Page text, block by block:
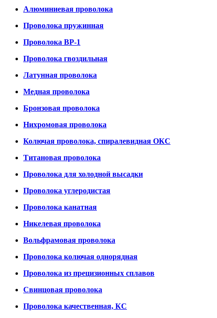
Алюминиевая проволока
Проволока пружинная
Проволока ВР-1
Проволока гвоздильная
Латунная проволока
Медная проволока
Бронзовая проволока
Нихромовая проволока
Колючая проволока, спиралевидная ОКС
Титановая проволока
Проволока для холодной высадки
Проволока углеродистая
Проволока канатная
Никелевая проволока
Вольфрамовая проволока
Проволока колючая однорядная
Проволока из прецизионных сплавов
Свинцовая проволока
Проволока качественная, КС